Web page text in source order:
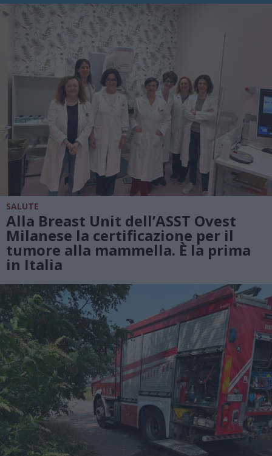
SALUTE
Alla Breast Unit dell’ASST Ovest
Milanese la certificazione per il
tumore alla mammella. È la prima
in Italia